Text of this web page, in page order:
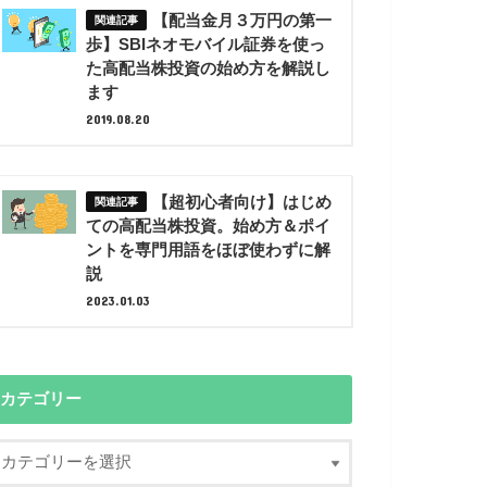
【配当金月３万円の第一
歩】SBIネオモバイル証券を使っ
た高配当株投資の始め方を解説し
ます
2019.08.20
【超初心者向け】はじめ
ての高配当株投資。始め方＆ポイ
ントを専門用語をほぼ使わずに解
説
2023.01.03
カテゴリー